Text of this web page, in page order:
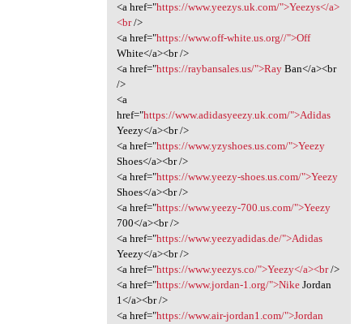
<a href="https://www.yeezys.uk.com/">Yeezys</a>
<br/>
<a href="https://www.off-white.us.org//">Off
White</a><br />
<a href="https://raybansales.us/">RayBan</a><br
/>
<a
href="https://www.adidasyeezy.uk.com/">Adidas
Yeezy</a><br />
<a href="https://www.yzyshoes.us.com/">Yeezy
Shoes</a><br />
<a href="https://www.yeezy-shoes.us.com/">Yeezy
Shoes</a><br />
<a href="https://www.yeezy-700.us.com/">Yeezy
700</a><br />
<a href="https://www.yeezyadidas.de/">Adidas
Yeezy</a><br />
<a href="https://www.yeezys.co/">Yeezy</a><br/>
<a href="https://www.jordan-1.org/">NikeJordan
1</a><br />
<a href="https://www.air-jordan1.com/">Jordan